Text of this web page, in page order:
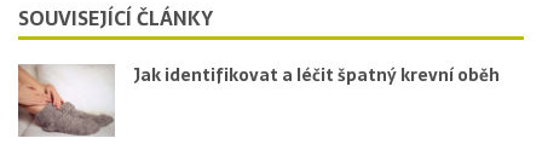
SOUVISEJÍCÍ ČLÁNKY
Jak identifikovat a léčit špatný krevní oběh